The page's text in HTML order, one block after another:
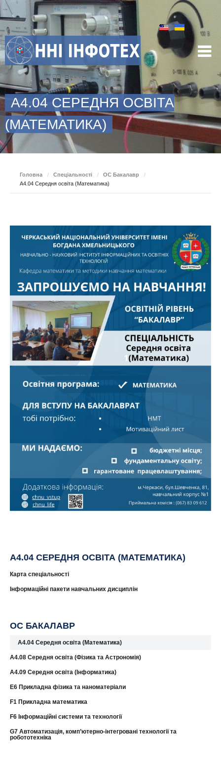
A4.04 СЕРЕДНЯ ОСВІТА
(МАТЕМАТИКА)
Головна / Спеціальності / ОС Бакалавр
/
A4.04 Середня освіта (Математика)
A4.04 СЕРЕДНЯ ОСВІТА (МАТЕМАТИКА)
Карта спеціальності
Інформаційні пакети навчальних дисциплін
ОС БАКАЛАВР
A4.04 Середня освіта (Математика)
A4.08 Середня освіта (Фізика та Астрономія)
А4.09 Середня освіта (Інформатика)
E6 Прикладна фізика та наноматеріали
F1 Прикладна математика
F6 Інформаційні системи та технології
G7 Автоматизація, комп’ютерно-інтегровані технології та
робототехніка